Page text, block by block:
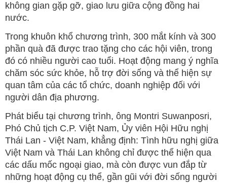
không gian gặp gỡ, giao lưu giữa cộng đồng hai
nước.
Trong khuôn khổ chương trình, 300 mắt kính và 300
phần quà đã được trao tặng cho các hội viên, trong
đó có nhiều người cao tuổi. Hoạt động mang ý nghĩa
chăm sóc sức khỏe, hỗ trợ đời sống và thể hiện sự
quan tâm của các tổ chức, doanh nghiệp đối với
người dân địa phương.
Phát biểu tại chương trình, ông Montri Suwanposri,
Phó Chủ tịch C.P. Việt Nam, Ủy viên Hội Hữu nghị
Thái Lan - Việt Nam, khẳng định: Tình hữu nghị giữa
Việt Nam và Thái Lan không chỉ được thể hiện qua
các dấu mốc ngoại giao, mà còn được vun đắp từ
những hoạt động cụ thể, gần gũi với đời sống người